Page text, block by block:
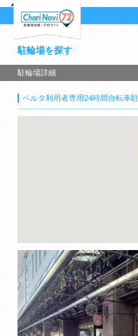
駐輪場を探す
駐輪場詳細
ベルタ利用者専用24時間自転車